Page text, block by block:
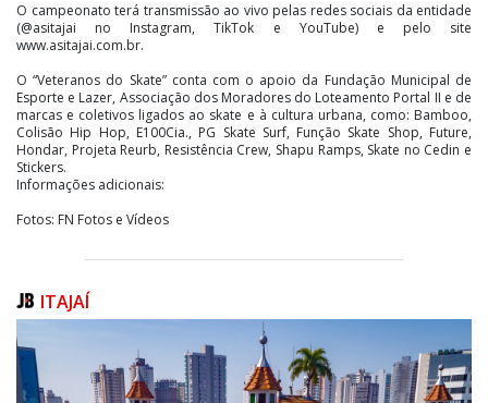
O campeonato terá transmissão ao vivo pelas redes sociais da entidade
(@asitajai no Instagram, TikTok e YouTube) e pelo site
www.asitajai.com.br.
O “Veteranos do Skate” conta com o apoio da Fundação Municipal de
Esporte e Lazer, Associação dos Moradores do Loteamento Portal II e de
marcas e coletivos ligados ao skate e à cultura urbana, como: Bamboo,
Colisão Hip Hop, E100Cia., PG Skate Surf, Função Skate Shop, Future,
Hondar, Projeta Reurb, Resistência Crew, Shapu Ramps, Skate no Cedin e
Stickers.
Informações adicionais:
Fotos: FN Fotos e Vídeos
ITAJAÍ